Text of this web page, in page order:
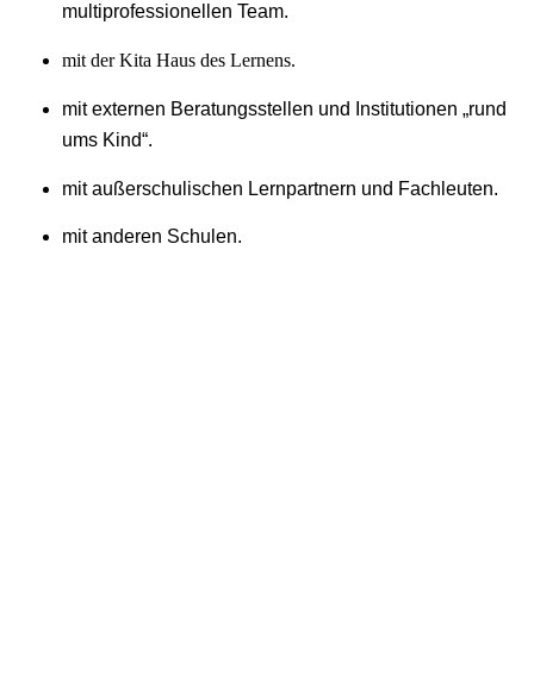
multiprofessionellen Team.
mit der Kita Haus des Lernens.
mit externen Beratungsstellen und Institutionen „rund
ums Kind“.
mit außerschulischen Lernpartnern und Fachleuten.
mit anderen Schulen.